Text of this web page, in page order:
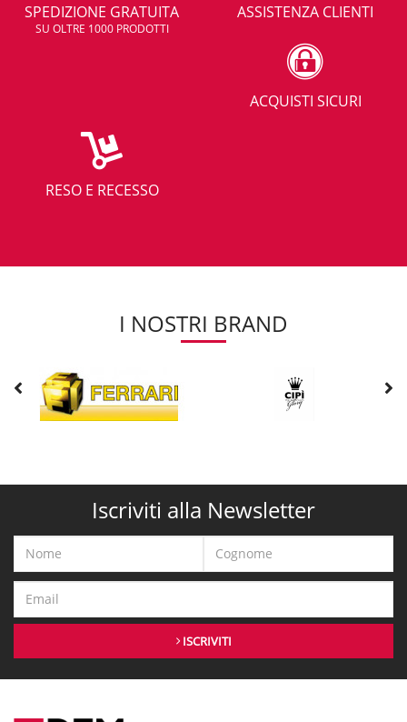
SPEDIZIONE GRATUITA
SU OLTRE 1000 PRODOTTI
ASSISTENZA CLIENTI
ACQUISTI SICURI
RESO E RECESSO
I NOSTRI BRAND
Iscriviti alla Newsletter
ISCRIVITI